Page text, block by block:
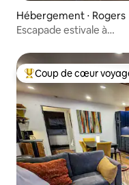
Hébergement ⋅ Rogers
Escapade estivale à
Coups de cœur
Coup de cœur